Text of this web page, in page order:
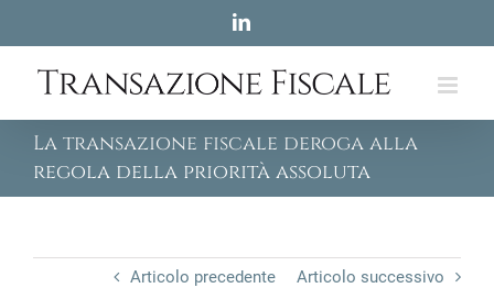
content
LinkedIn
La transazione fiscale deroga alla
regola della priorità assoluta
Articolo precedente Articolo successivo